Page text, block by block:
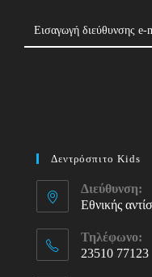
Δεντρόσπιτο Kids
Διεύθυνση:
Εθνικής
Τηλέφωνο:
23510 77123